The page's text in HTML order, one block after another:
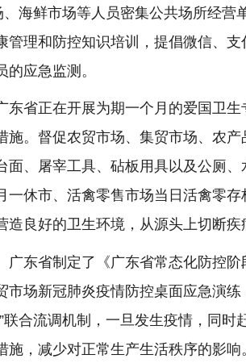
、海鲜市场等人员密集公共场所经
管理和防控知识培训，提倡微信、
应急监测。
东省正在开展为期一个月的爱国卫
施。督促农贸市场、集贸市场、农
面、屠宰工具、砧板用具以及公厕
休市、活禽零售市场当日活禽零
良好的卫生环境，从源头上切断疾
广东省制定了《广东省常态化防控
市场新冠肺炎疫情防控桌面应急演
联合流调机制，一旦发生疫情，同
，减少对正常生产生活秩序的影响